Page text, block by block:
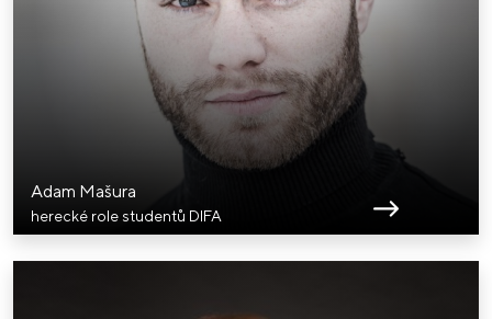
Adam Mašura
herecké role studentů DIFA